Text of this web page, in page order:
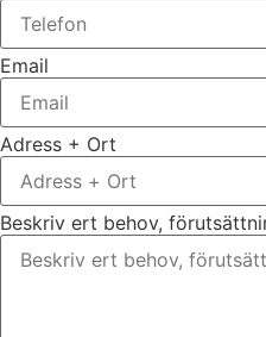
Email
Adress + Ort
Beskriv ert behov,